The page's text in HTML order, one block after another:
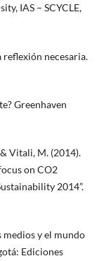
IAS – SCYCLE,
reflexión necesaria.
Greenhaven
Vitali, M. (2014).
on CO2
2014”.
medios y el mundo
Ediciones